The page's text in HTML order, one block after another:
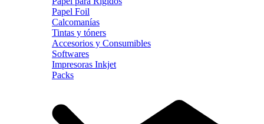
Papel Foil
Calcomanías
Tintas y tóners
Accesorios y Consumibles
Softwares
Impresoras Inkjet
Packs